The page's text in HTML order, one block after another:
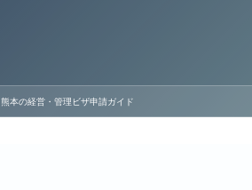
熊本の経営・管理ビザ申請ガイド